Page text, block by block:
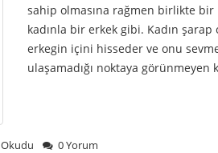
sahip olmasına rağmen birlikte
kadınla bir erkek gibi. Kadın
erkegin içini hisseder ve onu
ulaşamadığı noktaya görünmeyen
0 Yorum